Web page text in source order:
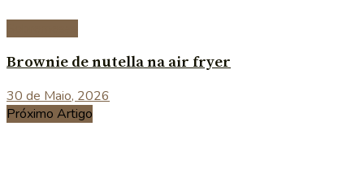
Brownie de nutella na air fryer
30 de Maio, 2026
Próximo Artigo